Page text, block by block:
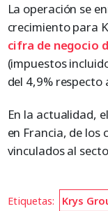
La operación se
crecimiento para
cifra de negocio
(impuestos
del 4,9% respecto
En la actualidad,
en Francia, de los
vinculados al
Etiquetas: Krys